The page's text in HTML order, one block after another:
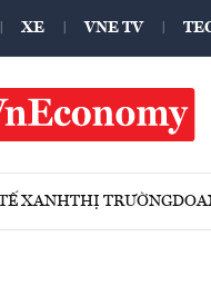
XE VNE TV
XANHTHỊ TRƯỜNG